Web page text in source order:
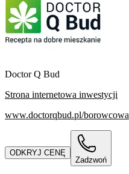
Doctor Q Bud
Strona internetowa inwestycji
www.doctorqbud.pl/borowcowa
ODKRYJ CENĘ
Zadzwoń